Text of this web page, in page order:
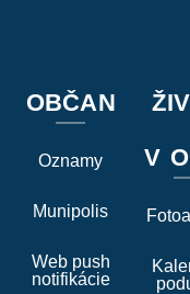
OBČAN
Oznamy
Munipolis
Web push
notifikácie
V